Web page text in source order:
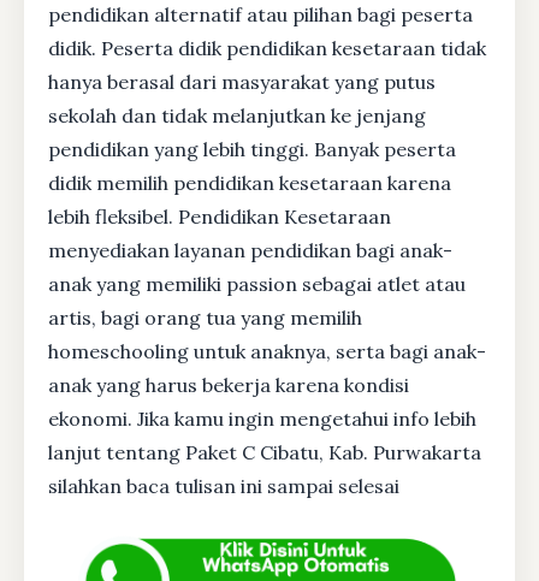
pendidikan alternatif atau pilihan bagi peserta
didik. Peserta didik pendidikan kesetaraan tidak
hanya berasal dari masyarakat yang putus
sekolah dan tidak melanjutkan ke jenjang
pendidikan yang lebih tinggi. Banyak peserta
didik memilih pendidikan kesetaraan karena
lebih fleksibel. Pendidikan Kesetaraan
menyediakan layanan pendidikan bagi anak-
anak yang memiliki passion sebagai atlet atau
artis, bagi orang tua yang memilih
homeschooling untuk anaknya, serta bagi anak-
anak yang harus bekerja karena kondisi
ekonomi. Jika kamu ingin mengetahui info lebih
lanjut tentang Paket C Cibatu, Kab. Purwakarta
silahkan baca tulisan ini sampai selesai